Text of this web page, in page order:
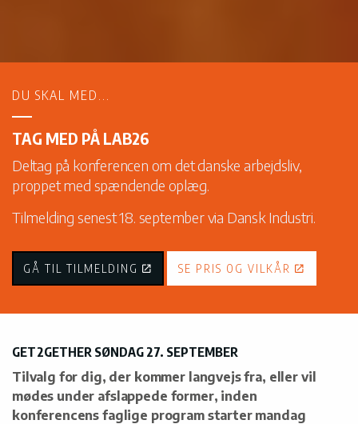
DU SKAL MED...
TAG MED PÅ LAB26
Deltag på konferencen om det danske arbejdsliv,
proppet med spændende oplæg.
Tilmelding senest 18. september via Dansk Industri.
GÅ TIL TILMELDING SE PRIS OG VILKÅR
GET2GETHER SØNDAG 27. SEPTEMBER
Tilvalg for dig, der kommer langvejs fra, eller vil
mødes under afslappede former, inden
konferencens faglige program starter mandag